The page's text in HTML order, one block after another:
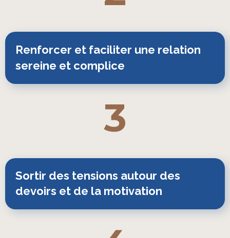
Renforcer et faciliter une relation
sereine et complice
3
Sortir des tensions autour des
devoirs et de la motivation